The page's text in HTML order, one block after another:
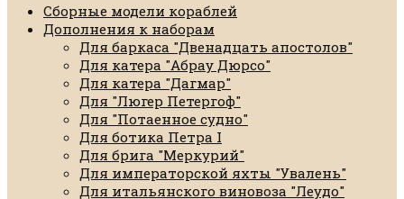
Сборные модели кораблей
Дополнения к наборам
Для баркаса "Двенадцать апостолов"
Для катера "Абрау Дюрсо"
Для катера "Дагмар"
Для "Люгер Петергоф"
Для "Потаенное судно"
Для ботика Петра I
Для брига "Меркурий"
Для императорской яхты "Увалень"
Для итальянского виновоза "Леудо"